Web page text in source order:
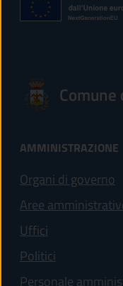
Comune
AMMINISTRAZIONE
Organi di governo
Aree
Uffici
Politici
Personale